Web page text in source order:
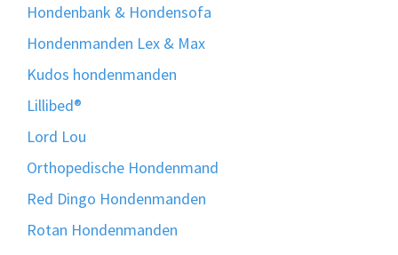
Hondenbank & Hondensofa
Hondenmanden Lex & Max
Kudos hondenmanden
Lillibed®
Lord Lou
Orthopedische Hondenmand
Red Dingo Hondenmanden
Rotan Hondenmanden